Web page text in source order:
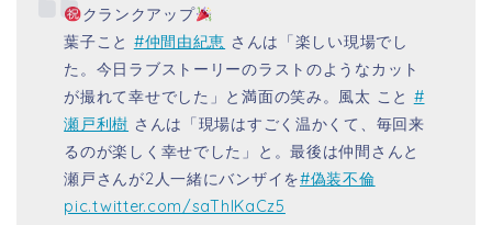
クランクアップ
葉子こと #仲間由紀恵 さんは「楽しい現場でし
た。今日ラブストーリーのラストのようなカット
が撮れて幸せでした」と満面の笑み。風太 こと #
瀬戸利樹 さんは「現場はすごく温かくて、毎回来
るのが楽しく幸せでした」と。最後は仲間さんと
瀬戸さんが2人一緒にバンザイを#偽装不倫
pic.twitter.com/saThIKaCz5